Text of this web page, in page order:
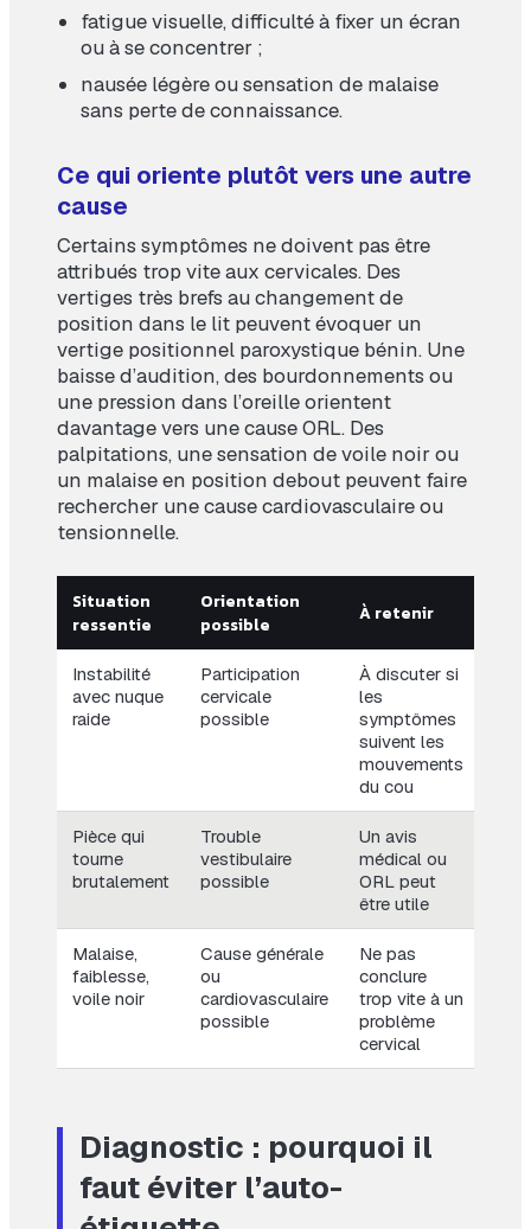
fatigue visuelle, difficulté à fixer un écran
ou à se concentrer ;
nausée légère ou sensation de malaise
sans perte de connaissance.
Ce qui oriente plutôt vers une autre
cause
Certains symptômes ne doivent pas être
attribués trop vite aux cervicales. Des
vertiges très brefs au changement de
position dans le lit peuvent évoquer un
vertige positionnel paroxystique bénin. Une
baisse d’audition, des bourdonnements ou
une pression dans l’oreille orientent
davantage vers une cause ORL. Des
palpitations, une sensation de voile noir ou
un malaise en position debout peuvent faire
rechercher une cause cardiovasculaire ou
tensionnelle.
Situation
ressentie
Orientation
possible
À retenir
Instabilité
avec nuque
raide
Participation
cervicale
possible
À discuter si
les
symptômes
suivent les
mouvements
du cou
Pièce qui
tourne
brutalement
Trouble
vestibulaire
possible
Un avis
médical ou
ORL peut
être utile
Malaise,
faiblesse,
voile noir
Cause générale
ou
cardiovasculaire
possible
Ne pas
conclure
trop vite à un
problème
cervical
Diagnostic : pourquoi il
faut éviter l’auto-